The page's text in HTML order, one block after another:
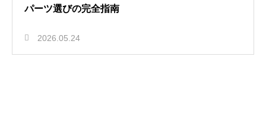
パーツ選びの完全指南
2026.05.24